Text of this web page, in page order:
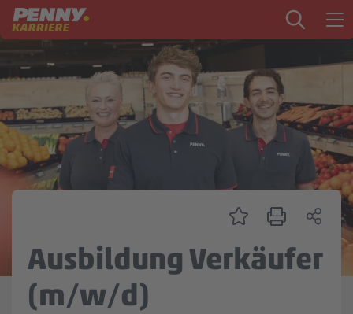
Zum Inhalt springen
Startseite
PENNY als Arbeitgeber
Ausbildung
Zentrale & Vertrieb
Mein Kandidat:innenprofil
Ausbildung Verkäufer
(m/w/d)